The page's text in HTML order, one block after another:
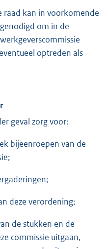
raad kan in voorkomende
om in de
optreden als
geval zorg voor:
bijeenroepen van de
deze verordening;
de stukken en de
commissie uitgaan,